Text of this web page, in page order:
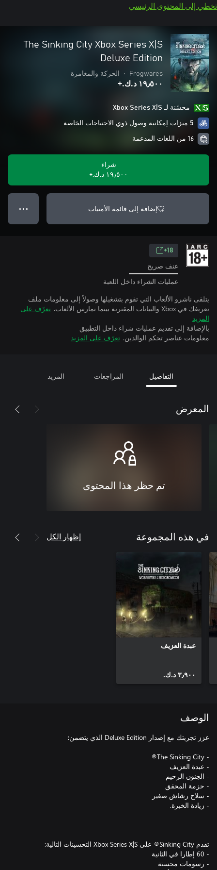
تخطي إلى المحتوى الرئيسي
The Sinking City Xbox Series X|S
Deluxe Edition
Frogwares
• الحركة والمغامرة
١٩٫٥٠٠ د.ك.‏+
محسّنة لـ Xbox Series X|S
5 ميزات إمكانية وصول ذوي الاحتياجات الخاصة
16 من اللغات المدعمة
شراء
١٩٫٥٠٠ د.ك.‏+
إضافة إلى قائمة الأمنيات ● ● ●
18+
عنف صريح
عمليات الشراء داخل اللعبة
يتلقى ناشرو الألعاب التي تقوم بتشغيلها وصولاً إلى معلومات ملف
تعريفك في Xbox والبيانات المقترنة بينما تمارس الألعاب.
تعرّف على
المزيد
بالإضافة إلى تقديم عمليات شراء داخل التطبيق
معلومات عناصر تحكم الوالدين. تعرّف على المزيد
التفاصيل المراجعات المزيد
المعرض
تم حظر هذا المحتوى
في هذه المجموعة إظهار الكل
عبدة العزيف
٣٫٩٠٠ د.ك.‏
الوصف